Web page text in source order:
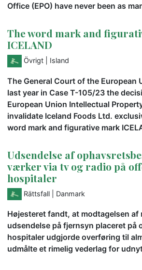
Office (EPO) have never been as
The word mark and
ICELAND
Övrigt | Island
The General Court of the European
last year in Case T-105/23 the
European Union Intellectual
invalidate Iceland Foods Ltd.
word mark and figurative mark
Udsendelse af
værker via tv og radio på
hospitaler
Rättsfall | Danmark
Højesteret fandt, at modtagelsen
udsendelse på fjernsyn placeret på
hospitaler udgjorde overføring til
udmålte et rimelig vederlag for